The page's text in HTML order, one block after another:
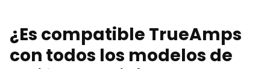
¿Es compatible TrueAmps
con todos los modelos de